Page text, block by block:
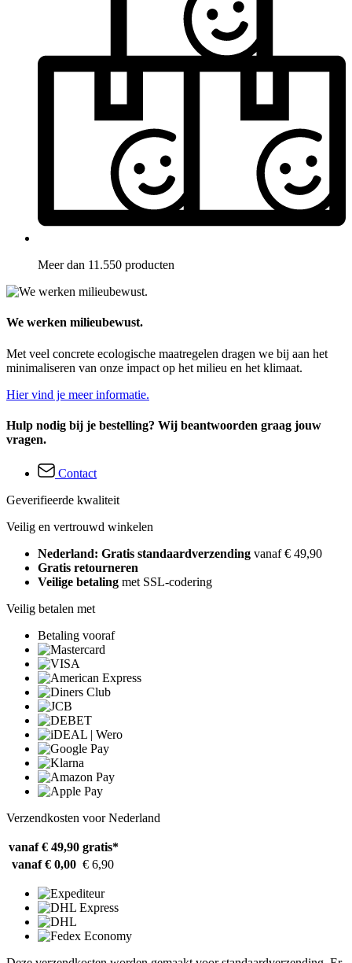
Meer dan 11.550 producten
We werken milieubewust.
Met veel concrete ecologische maatregelen dragen we bij aan het
minimaliseren van onze impact op het milieu en het klimaat.
Hier vind je meer informatie.
Hulp nodig bij je bestelling? Wij beantwoorden graag jouw
vragen.
Contact
Geverifieerde kwaliteit
Veilig en vertrouwd winkelen
Nederland: Gratis standaardverzending vanaf € 49,90
Gratis retourneren
Veilige betaling met SSL-codering
Veilig betalen met
Betaling vooraf
Verzendkosten voor Nederland
vanaf € 49,90 gratis*
vanaf € 0,00 € 6,90